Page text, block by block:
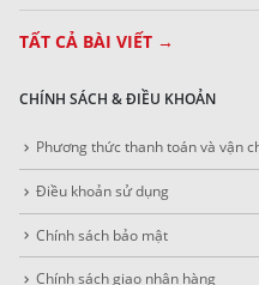
TẤT CẢ BÀI VIẾT →
CHÍNH SÁCH & ĐIỀU KHOẢN
Phương thức thanh toán và vận
Điều khoản sử dụng
Chính sách bảo mật
Chính sách giao nhận hàng